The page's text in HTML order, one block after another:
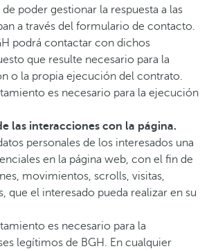
poder gestionar la respuesta a las
a través del formulario de contacto.
podrá contactar con dichos
que resulte necesario para la
o la propia ejecución del contrato.
es necesario para la ejecución
las interacciones con la página.
personales de los interesados una
en la página web, con el fin de
movimientos, scrolls, visitas,
que el interesado pueda realizar en su
es necesario para la
legítimos de BGH. En cualquier